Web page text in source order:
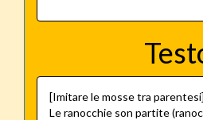
[Imitare le mosse tra parentesi]
Le ranocchie son partite